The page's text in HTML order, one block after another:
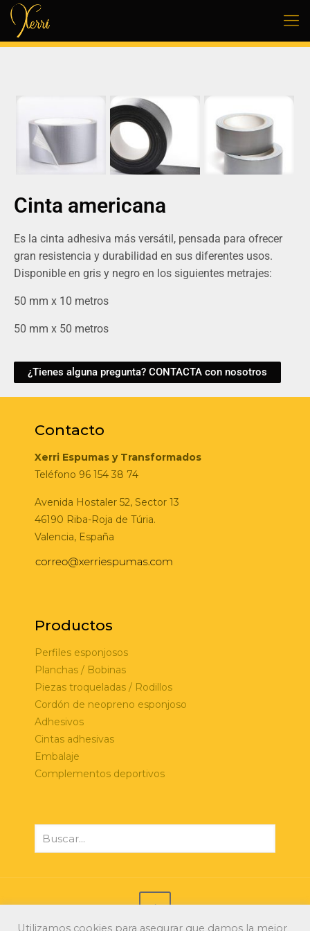
Cinta americana
Es la cinta adhesiva más versátil, pensada para ofrecer
gran resistencia y durabilidad en sus diferentes usos.
Disponible en gris y negro en los siguientes metrajes:
50 mm x 10 metros
50 mm x 50 metros
¿Tienes alguna pregunta? CONTACTA con nosotros
Contacto
Xerri Espumas y Transformados
Teléfono 96 154 38 74
Avenida Hostaler 52, Sector 13
46190 Riba-Roja de Túria.
Valencia, España
Productos
Perfiles esponjosos
Planchas / Bobinas
Piezas troqueladas / Rodillos
Cordón de neopreno esponjoso
Adhesivos
Cintas adhesivas
Embalaje
Complementos deportivos
Utilizamos cookies para asegurar que damos la mejor